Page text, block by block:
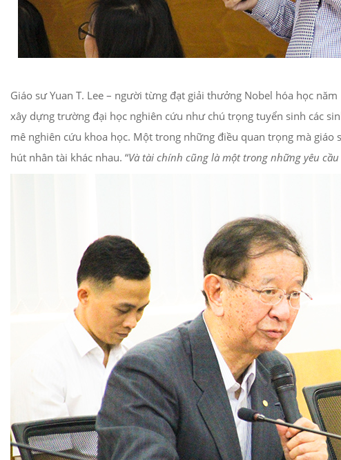
Giáo sư Yuan T. Lee – người từng đạt giải thưởng Nobel hóa học
xây dựng trường đại học nghiên cứu như chú trọng tuyển sinh các
mê nghiên cứu khoa học. Một trong những điều quan trọng mà
hút nhân tài khác nhau. “Và tài chính cũng là một trong những yêu